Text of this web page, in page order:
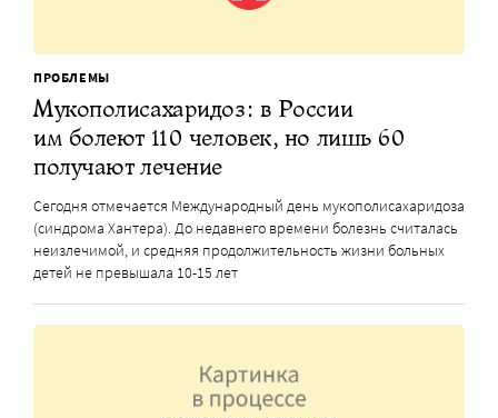
ПРОБЛЕМЫ
Мукополисахаридоз: в России
им болеют 110 человек, но лишь 60
получают лечение
Сегодня отмечается Международный день мукополисахаридоза
(синдрома Хантера). До недавнего времени болезнь считалась
неизлечимой, и средняя продолжительность жизни больных
детей не превышала 10-15 лет